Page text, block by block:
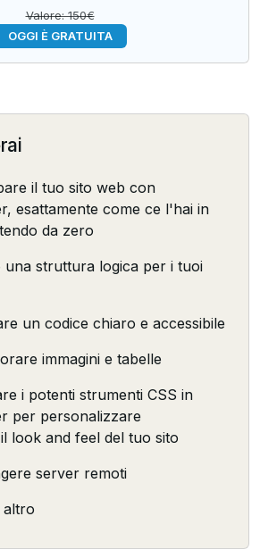
Valore: 150€
OGGI È GRATUITA
il tuo sito web con
esattamente come ce l'hai in
da zero
una struttura logica per i tuoi
un codice chiaro e accessibile
immagini e tabelle
i potenti strumenti CSS in
per personalizzare
look and feel del tuo sito
server remoti